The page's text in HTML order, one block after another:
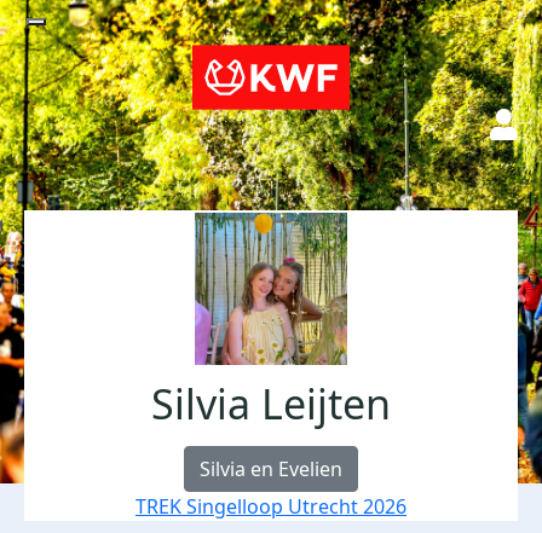
Silvia Leijten
Silvia en Evelien
TREK Singelloop Utrecht 2026